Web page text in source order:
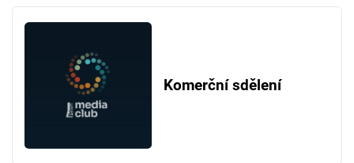
Komerční sdělení